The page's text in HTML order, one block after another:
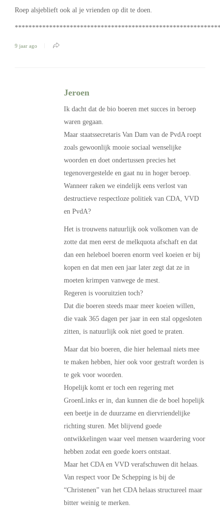
Roep alsjeblieft ook al je vrienden op dit te doen.
9 jaar ago
Jeroen
Ik dacht dat de bio boeren met succes in beroep
waren gegaan.
Maar staatssecretaris Van Dam van de PvdA roept
zoals gewoonlijk mooie sociaal wenselijke
woorden en doet ondertussen precies het
tegenovergestelde en gaat nu in hoger beroep.
Wanneer raken we eindelijk eens verlost van
destructieve respectloze politiek van CDA, VVD
en PvdA?
Het is trouwens natuurlijk ook volkomen van de
zotte dat men eerst de melkquota afschaft en dat
dan een heleboel boeren enorm veel koeien er bij
kopen en dat men een jaar later zegt dat ze in
moeten krimpen vanwege de mest.
Regeren is vooruitzien toch?
Dat die boeren steeds maar meer koeien willen,
die vaak 365 dagen per jaar in een stal opgesloten
zitten, is natuurlijk ook niet goed te praten.
Maar dat bio boeren, die hier helemaal niets mee
te maken hebben, hier ook voor gestraft worden is
te gek voor woorden.
Hopelijk komt er toch een regering met
GroenLinks er in, dan kunnen die de boel hopelijk
een beetje in de duurzame en diervriendelijke
richting sturen. Met blijvend goede
ontwikkelingen waar veel mensen waardering voor
hebben zodat een goede koers ontstaat.
Maar het CDA en VVD verafschuwen dit helaas.
Van respect voor De Schepping is bij de
“Christenen” van het CDA helaas structureel maar
bitter weinig te merken.